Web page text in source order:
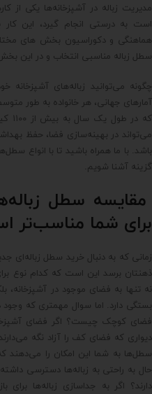
مدیریت زباله در آشپزخانه‌ها یکی
است به درستی انجام گیرد، این
هماهنگی و دکوراسیون بخش های مختلف
سطل زباله مناسبی انتخاب و در این
چگونه می‌توانید زباله‌های
که
می‌تواند در بهینه‌سازی فضا، حفظ
باشد. با ما همراه باشید تا با انواع
گزینه آشنا شویم.
مقایسه سطل
برای شما مناسب‌تر
زمانی که به دنبال خرید سطل زباله‌ای
ذهنتان برسد این است که کدام نوع
نه تنها به فضای موجود در آشپزخانه،
بستگی دارد. اما سوال مهمتری که
فضای کوچک چیست؟ اگر فضای
دیواری که فضای کف را آزاد نگه
سطل‌ها به شما این امکان را می‌دهند
حال به راحتی به زباله‌ها دسترسی
دارند؟ اگر به جداسازی زباله‌ها